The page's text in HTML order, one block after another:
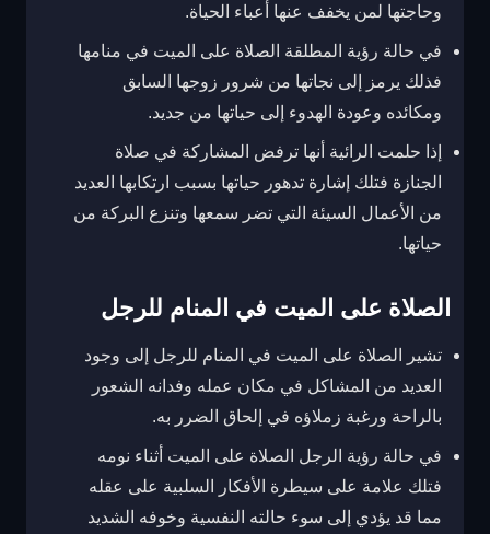
وحاجتها لمن يخفف عنها أعباء الحياة.
في حالة رؤية المطلقة الصلاة على الميت في منامها
فذلك يرمز إلى نجاتها من شرور زوجها السابق
ومكائده وعودة الهدوء إلى حياتها من جديد.
إذا حلمت الرائية أنها ترفض المشاركة في صلاة
الجنازة فتلك إشارة تدهور حياتها بسبب ارتكابها العديد
من الأعمال السيئة التي تضر سمعها وتنزع البركة من
حياتها.
الصلاة على الميت في المنام للرجل
تشير الصلاة على الميت في المنام للرجل إلى وجود
العديد من المشاكل في مكان عمله وفدانه الشعور
بالراحة ورغبة زملاؤه في إلحاق الضرر به.
في حالة رؤية الرجل الصلاة على الميت أثناء نومه
فتلك علامة على سيطرة الأفكار السلبية على عقله
مما قد يؤدي إلى سوء حالته النفسية وخوفه الشديد